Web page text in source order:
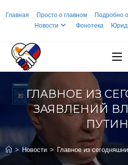
Главная Просто о главном Подробно
Новости
Фонотека
ГЛАВНОЕ ИЗ
ЗАЯВЛЕНИЙ
> Новости > Главное из